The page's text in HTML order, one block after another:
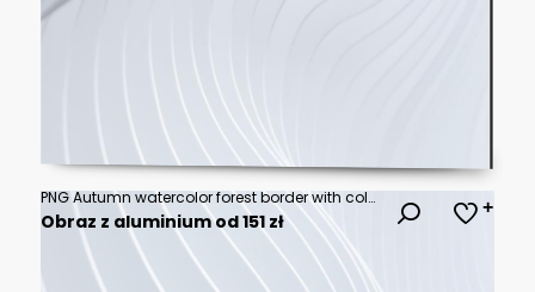
PNG Autumn watercolor forest border with colorful fall trees
Obraz z aluminium od 151 zł